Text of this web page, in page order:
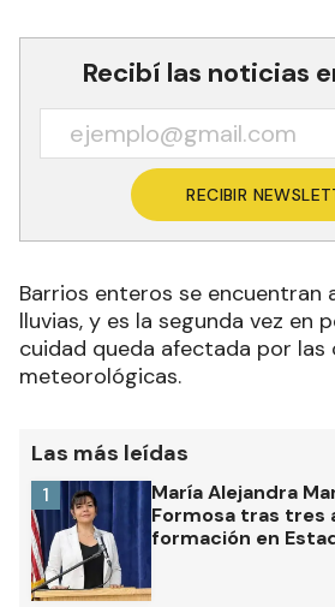
Recibí las noticias
RECIBIR
Barrios enteros se encuentran
lluvias, y es la segunda vez en
cuidad queda afectada por las
meteorológicas.
Las más leídas
María Alejandra
Formosa tras tres
formación en
1